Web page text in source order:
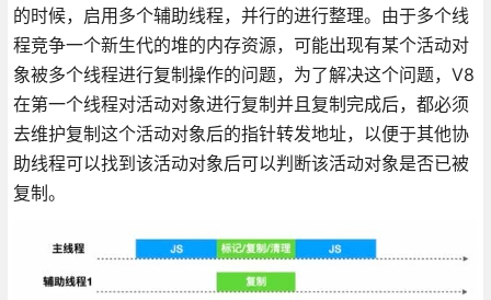
的时候，启用多个辅助线程，并行的进行整理。由于多个线
程竞争一个新生代的堆的内存资源，可能出现有某个活动对
象被多个线程进行复制操作的问题，为了解决这个问题，V8
在第一个线程对活动对象进行复制并且复制完成后，都必须
去维护复制这个活动对象后的指针转发地址，以便于其他协
助线程可以找到该活动对象后可以判断该活动对象是否已被
复制。